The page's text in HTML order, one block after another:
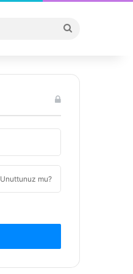
...
Unuttunuz mu?